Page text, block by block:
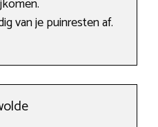
van je puinresten af.